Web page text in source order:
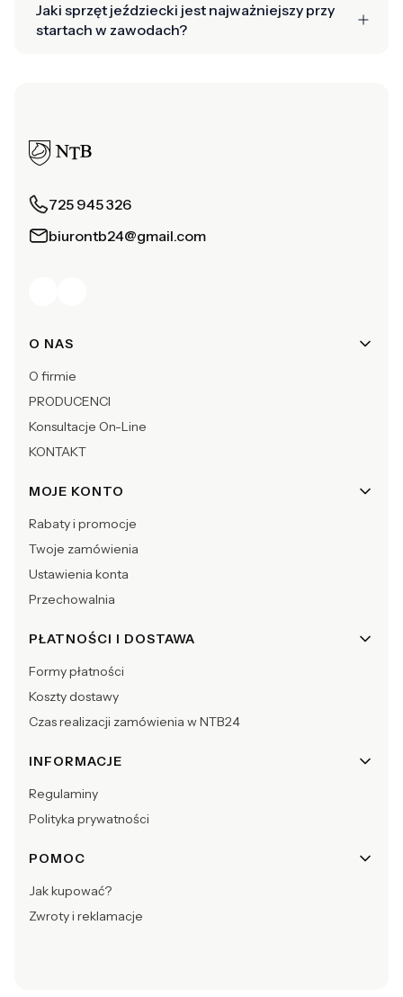
Jaki sprzęt jeździecki jest najważniejszy przy
startach w zawodach?
725 945 326
biurontb24@gmail.com
Linki w stopce
O NAS
O firmie
PRODUCENCI
Konsultacje On-Line
KONTAKT
MOJE KONTO
Rabaty i promocje
Twoje zamówienia
Ustawienia konta
Przechowalnia
PŁATNOŚCI I DOSTAWA
Formy płatności
Koszty dostawy
Czas realizacji zamówienia w NTB24
INFORMACJE
Regulaminy
Polityka prywatności
POMOC
Jak kupować?
Zwroty i reklamacje